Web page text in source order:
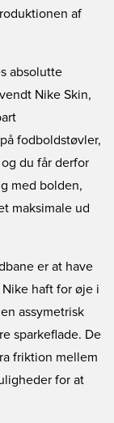
af
absolutte
Nike Skin,
fodboldstøvler,
du får derfor
med bolden,
maksimale ud
er at have
haft for øje i
assymetrisk
sparkeflade. De
friktion mellem
for at